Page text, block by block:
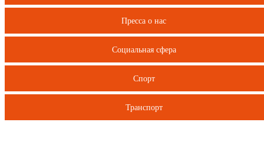
Пресса о нас
Социальная сфера
Спорт
Транспорт